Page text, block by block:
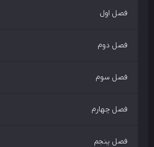
فصل اول
فصل دوم
فصل سوم
فصل چهارم
فصل پنجم